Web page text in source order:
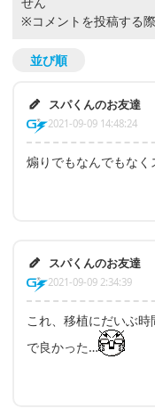
※コメントを投稿する
並び順
スパくんのお友達
2021-09-09 14:48:24
煽りでもなんでもなく
スパくんのお友達
2021-09-09 2:34:39
これ、移植にだいぶ
で良かった…